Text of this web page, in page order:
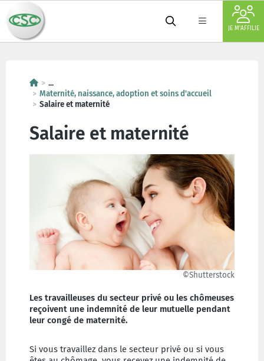
JE M'AFFILIE
...
Maternité, naissance, adoption et soins d'accueil
Salaire et maternité
Salaire et maternité
©Shutterstock
Les travailleuses du secteur privé ou les chômeuses
reçoivent une indemnité de leur mutuelle pendant
leur congé de maternité.
Si vous travaillez dans le secteur privé ou si vous